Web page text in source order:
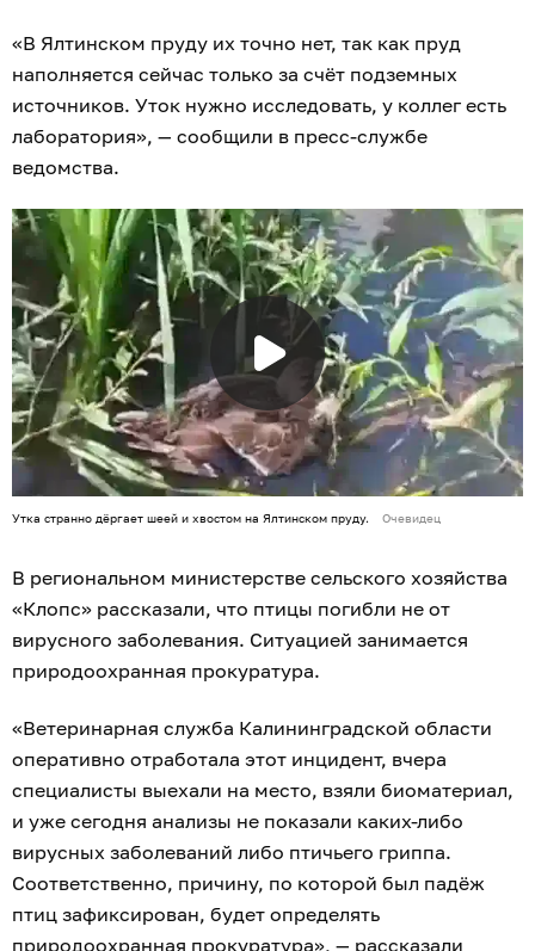
«В Ялтинском пруду их точно нет, так как пруд
наполняется сейчас только за счёт подземных
источников. Уток нужно исследовать, у коллег есть
лаборатория», — сообщили в пресс-службе
ведомства.
Утка странно дёргает шеей и хвостом на Ялтинском пруду. Очевидец
В региональном министерстве сельского хозяйства
«Клопс» рассказали, что птицы погибли не от
вирусного заболевания. Ситуацией занимается
природоохранная прокуратура.
«Ветеринарная служба Калининградской области
оперативно отработала этот инцидент, вчера
специалисты выехали на место, взяли биоматериал,
и уже сегодня анализы не показали каких-либо
вирусных заболеваний либо птичьего гриппа.
Соответственно, причину, по которой был падёж
птиц зафиксирован, будет определять
природоохранная прокуратура», — рассказали